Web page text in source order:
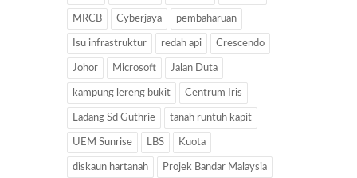
MRCB Cyberjaya pembaharuan
Isu infrastruktur redah api Crescendo
Johor Microsoft Jalan Duta
kampung lereng bukit Centrum Iris
Ladang Sd Guthrie tanah runtuh kapit
UEM Sunrise LBS Kuota
diskaun hartanah Projek Bandar Malaysia